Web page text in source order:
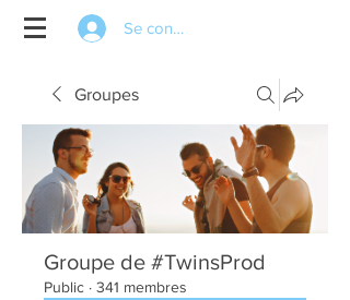
Se connecter
Groupes
Groupe de #TwinsProd
Public · 341 membres